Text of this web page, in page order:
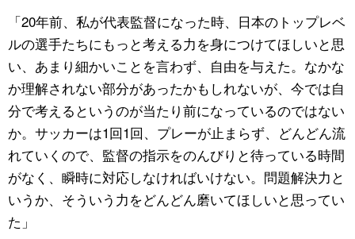
「20年前、私が代表監督になった時、日本のトップレベ
ルの選手たちにもっと考える力を身につけてほしいと思
い、あまり細かいことを言わず、自由を与えた。なかな
か理解されない部分があったかもしれないが、今では自
分で考えるというのが当たり前になっているのではない
か。サッカーは1回1回、プレーが止まらず、どんどん流
れていくので、監督の指示をのんびりと待っている時間
がなく、瞬時に対応しなければいけない。問題解決力と
いうか、そういう力をどんどん磨いてほしいと思ってい
た」